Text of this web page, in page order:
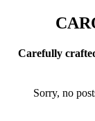
Carefully
Sorry, no